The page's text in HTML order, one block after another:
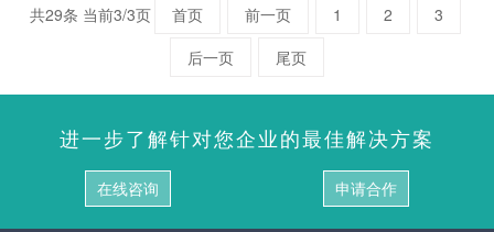
共29条 当前3/3页 首页 前一页 1 2
3
后一页
尾页
进一步了解针对您企业的最佳解决方案
在线咨询 申请合作